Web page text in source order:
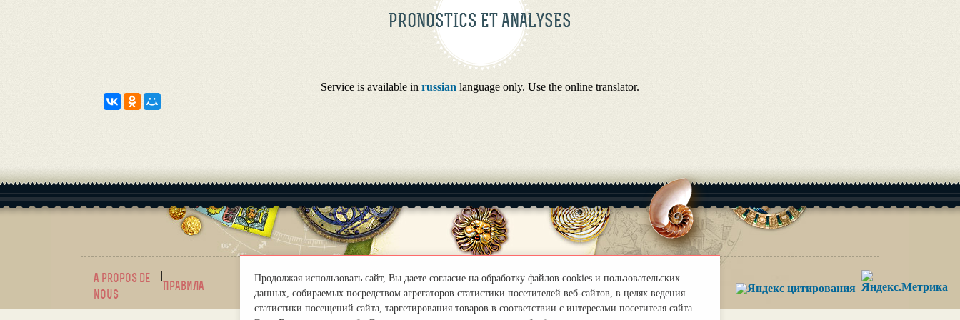
PRONOSTICS ET ANALYSES
Service is available in russian language only. Use the online translator.
a propos de
nous
|
Правила
mirprognoz@mail.ru
Продолжая использовать сайт, Вы даете согласие на обработку файлов cookies и пользовательских
данных, собираемых посредством агрегаторов статистики посетителей веб-сайтов, в целях ведения
статистики посещений сайта, таргетирования товаров в соответствии с интересами посетителя сайта.